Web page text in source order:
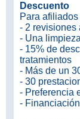
Descuento
Para
- 2 revisiones
- Una
- 15% de
tratamientos
- Más de un
- 30
- Preferencia
-